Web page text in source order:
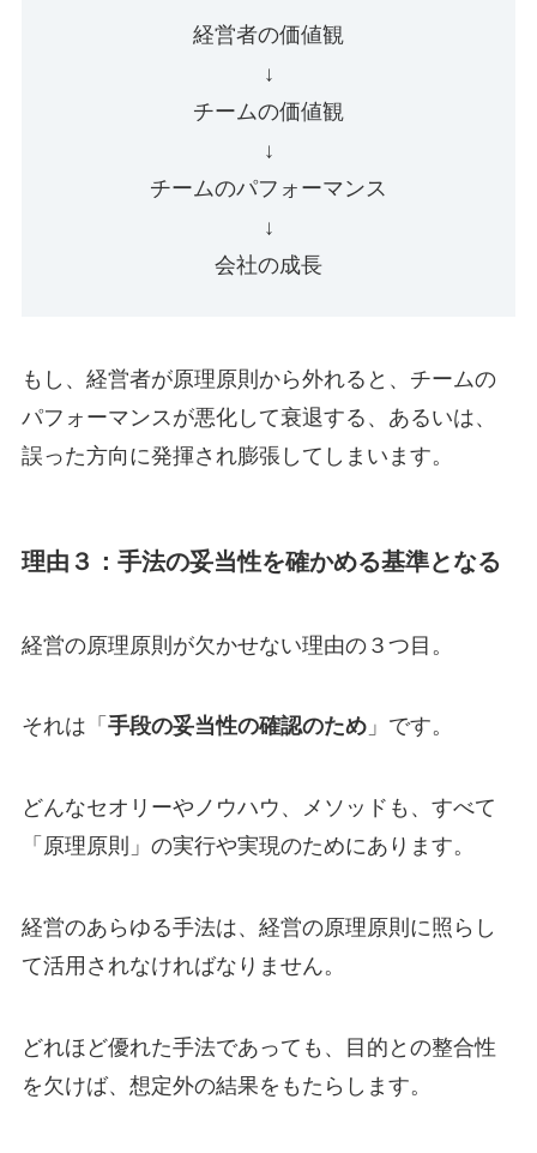
経営者の価値観
↓
チームの価値観
↓
チームのパフォーマンス
↓
会社の成長
もし、経営者が原理原則から外れると、チームの
パフォーマンスが悪化して衰退する、あるいは、
誤った方向に発揮され膨張してしまいます。
理由３：手法の妥当性を確かめる基準となる
経営の原理原則が欠かせない理由の３つ目。
それは「 手段の妥当性の確認のため」です。
どんなセオリーやノウハウ、メソッドも、すべて
「原理原則」の実行や実現のためにあります。
経営のあらゆる手法は、経営の原理原則に照らし
て活用されなければなりません。
どれほど優れた手法であっても、目的との整合性
を欠けば、想定外の結果をもたらします。